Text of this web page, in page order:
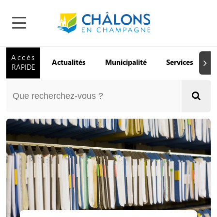
Accès
RAPIDE
Actualités Municipalité Services